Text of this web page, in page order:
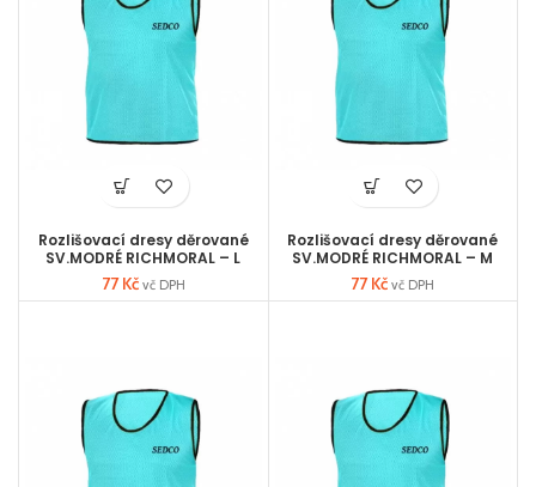
Rozlišovací dresy děrované
SV.MODRÉ RICHMORAL – L
77Kč vč DPH
Rozlišovací dresy děrované
SV.MODRÉ RICHMORAL – M
77Kč vč DPH